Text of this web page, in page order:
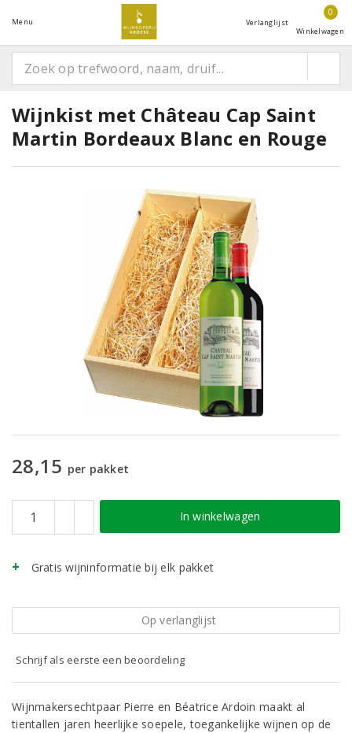
Menu Verlanglijst
0
Winkelwagen
Wijnkist met Château Cap Saint
Martin Bordeaux Blanc en Rouge
28,15 per pakket
In winkelwagen
Gratis wijninformatie bij elk pakket
Op verlanglijst
Schrijf als eerste een beoordeling
Wijnmakersechtpaar Pierre en Béatrice Ardoin maakt al
tientallen jaren heerlijke soepele, toegankelijke wijnen op de